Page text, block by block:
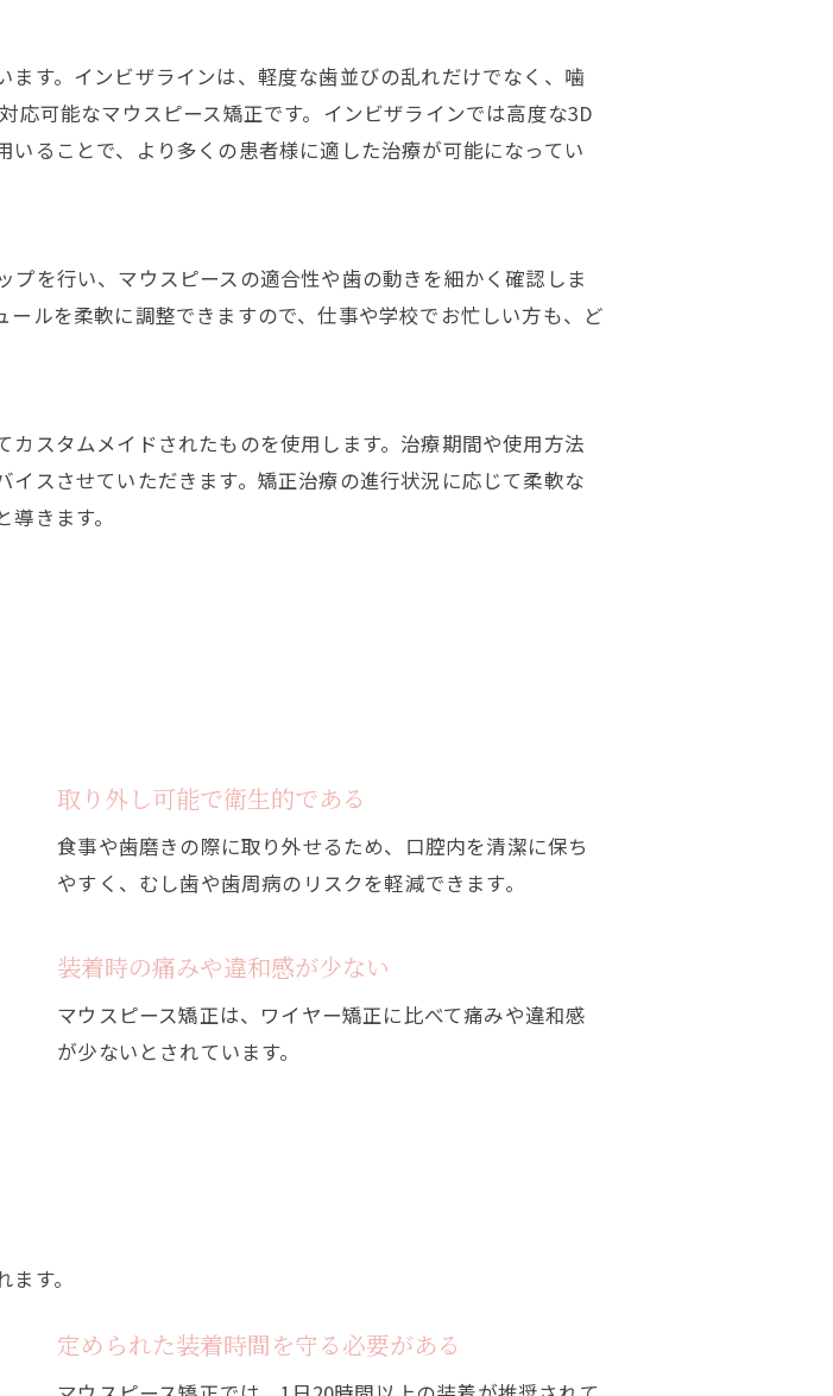
す。インビザラインは、軽度な歯並びの乱れだけでなく、噛
応可能なマウスピース矯正です。インビザラインでは高度な3D
ることで、より多くの患者様に適した治療が可能になってい
を行い、マウスピースの適合性や歯の動きを細かく確認しま
ルを柔軟に調整できますので、仕事や学校でお忙しい方も、ど
スタムメイドされたものを使用します。治療期間や使用方法
スさせていただきます。矯正治療の進行状況に応じて柔軟な
きます。
取り外し可能で衛生的である
食事や歯磨きの際に取り外せるため、口腔内を清潔に保ち
やすく、むし歯や歯周病のリスクを軽減できます。
装着時の痛みや違和感が少ない
マウスピース矯正は、ワイヤー矯正に比べて痛みや違和感
が少ないとされています。
す。
定められた装着時間を守る必要がある